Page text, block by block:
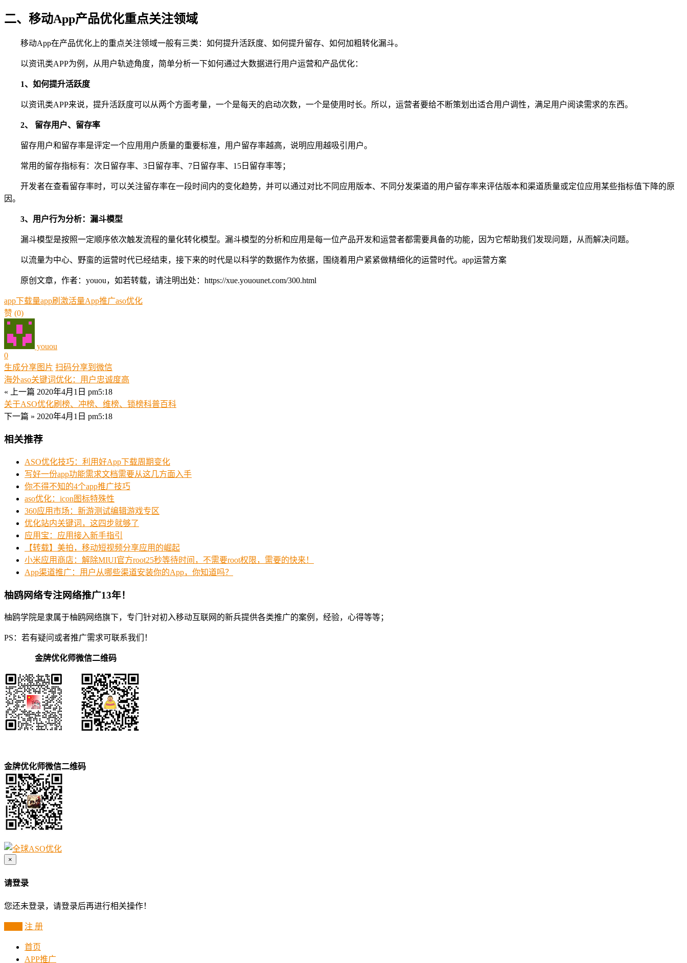
二、移动App产品优化重点关注领域
移动App在产品优化上的重点关注领域一般有三类：如何提升活跃度、如何提升留存、如何加粗转化漏斗。
以资讯类APP为例，从用户轨迹角度，简单分析一下如何通过大数据进行用户运营和产品优化：
1、如何提升活跃度
以资讯类APP来说，提升活跃度可以从两个方面考量，一个是每天的启动次数，一个是使用时长。所以， 运营者要给不断策划出适合用户调性，满足用户阅读需求的东西。
2、 留存用户、留存率
留存用户和留存率是评定一个应用用户质量的重要标准，用户留存率越高，说明应用越吸引用户。
常用的留存指标有：次日留存率、3日留存率、7日留存率、15日留存率等；
开发者在查看留存率时，可以关注留存率在一段时间内的变化趋势，并可以通过对比不同应用版本、不同分发渠道的用户留存率来评估版本和渠道质量或定位应用某些指标值下降的原
因。
3、用户行为分析：漏斗模型
漏斗模型是按照一定顺序依次触发流程的量化转化模型。漏斗模型的分析和应用是每一位产品开发和运营者都需要具备的功能，因为它帮助我们发现问题，从而解决问题。
以流量为中心、野蛮的运营时代已经结束，接下来的时代是以科学的数据作为依据，围绕着用户紧紧做精细化的运营时代。app运营方案
原创文章，作者：youou，如若转载，请注明出处：https://xue.youounet.com/300.html
app下载量app刷激活量App推广aso优化
赞 (0)
youou
0
生成分享图片 扫码分享到微信
海外aso关键词优化：用户忠诚度高
« 上一篇 2020年4月1日 pm5:18
关于ASO优化刷榜、冲榜、维榜、锁榜科普百科
下一篇 » 2020年4月1日 pm5:18
相关推荐
ASO优化技巧：利用好App下载周期变化
写好一份app功能需求文档需要从这几方面入手
你不得不知的4个app推广技巧
aso优化：icon图标特殊性
360应用市场：新游测试编辑游戏专区
优化站内关键词，这四步就够了
应用宝：应用接入新手指引
【转载】美拍，移动短视频分享应用的崛起
小米应用商店：解除MIUI官方root25秒等待时间，不需要root权限，需要的快来！
App渠道推广：用户从哪些渠道安装你的App，你知道吗？
柚鸥网络专注网络推广13年！
柚鸥学院是隶属于柚鸥网络旗下，专门针对初入移动互联网的新兵提供各类推广的案例，经验，心得等等；
PS：若有疑问或者推广需求可联系我们！
金牌优化师微信二维码
金牌优化师微信二维码
×
请登录
您还未登录，请登录后再进行相关操作！
注 册
首页
APP推广